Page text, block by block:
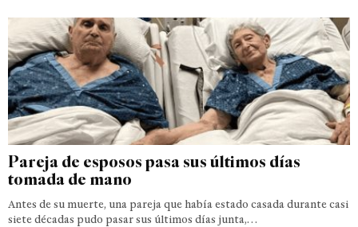
Pareja de esposos pasa sus últimos días
tomada de mano
Antes de su muerte, una pareja que había estado casada durante casi
siete décadas pudo pasar sus últimos días junta,…